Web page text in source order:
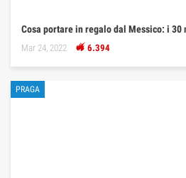
Cosa portare in regalo dal Messico: i
Mar 24, 2022 6.394
PRAGA